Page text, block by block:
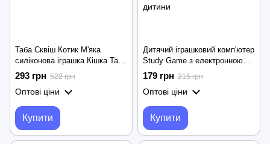
Таба Сквіш Котик М'яка
силіконова іграшка Кішка Taba
антистрес
293 грн 522 грн
Оптові ціни
Купити
Дитячий іграшковий комп'ютер
Study Game з електронною
грою для вивчення
англійської мови ·
Інтерактивна гра для дитини
179 грн 215 грн
Оптові ціни
Купити